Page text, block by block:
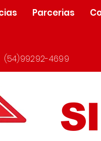
Parcerias
4699